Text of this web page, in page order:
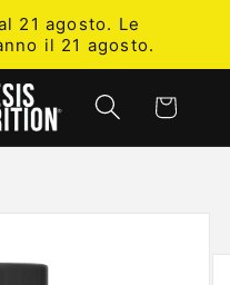
21 agosto. Le
il 21 agosto.
Carrello